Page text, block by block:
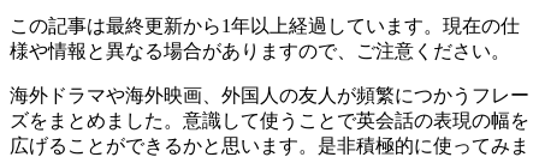
この記事は最終更新から1年以上経過しています。現在の仕
様や情報と異なる場合がありますので、ご注意ください。
海外ドラマや海外映画、外国人の友人が頻繁につかうフレー
ズをまとめました。意識して使うことで英会話の表現の幅を
広げることができるかと思います。是非積極的に使ってみま